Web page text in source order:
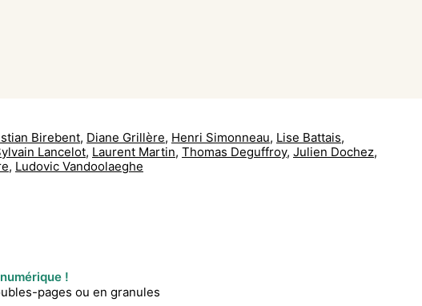
Birebent, Diane Grillère, Henri Simonneau, Lise Battais,
Lancelot, Laurent Martin, Thomas Deguffroy, Julien Dochez,
, Ludovic Vandoolaeghe
!
pages ou en granules